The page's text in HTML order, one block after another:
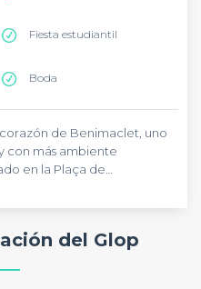
Fiesta estudiantil
Boda
de Benimaclet, uno
con más ambiente
en la Plaça de
para organizar
entre amigos. Para
a pocos metros del bar.
más de dos siglos de
pub valenciano destaca
del Glop